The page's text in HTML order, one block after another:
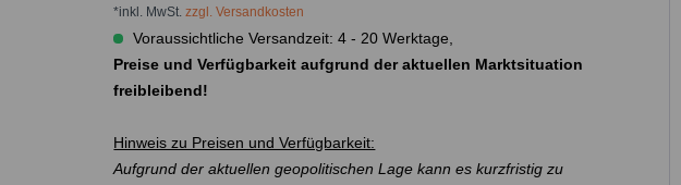
*inkl. MwSt.zzgl. Versandkosten
Voraussichtliche Versandzeit: 4 - 20 Werktage,
Preise und Verfügbarkeit aufgrund der aktuellen Marktsituation
freibleibend!
Hinweis zu Preisen und Verfügbarkeit:
Aufgrund der aktuellen geopolitischen Lage kann es kurzfristig zu